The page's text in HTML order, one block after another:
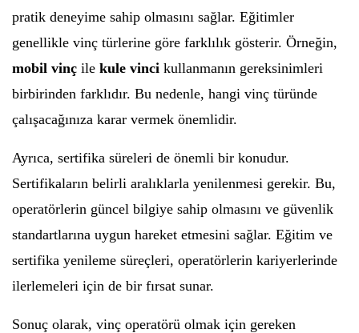
pratik deneyime sahip olmasını sağlar. Eğitimler
genellikle vinç türlerine göre farklılık gösterir. Örneğin,
mobil vinç ile kule vinci kullanmanın gereksinimleri
birbirinden farklıdır. Bu nedenle, hangi vinç türünde
çalışacağınıza karar vermek önemlidir.
Ayrıca, sertifika süreleri de önemli bir konudur.
Sertifikaların belirli aralıklarla yenilenmesi gerekir. Bu,
operatörlerin güncel bilgiye sahip olmasını ve güvenlik
standartlarına uygun hareket etmesini sağlar. Eğitim ve
sertifika yenileme süreçleri, operatörlerin kariyerlerinde
ilerlemeleri için de bir fırsat sunar.
Sonuç olarak, vinç operatörü olmak için gereken